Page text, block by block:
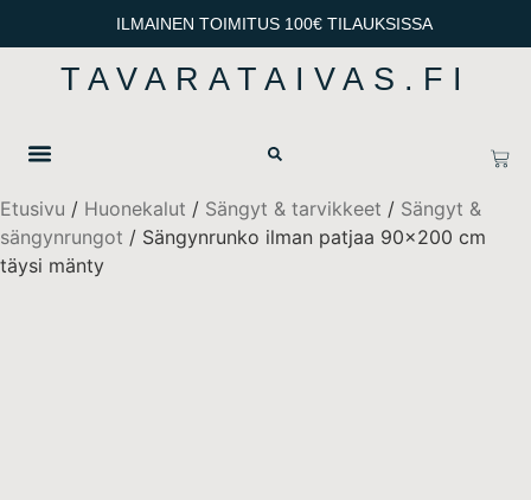
ILMAINEN TOIMITUS 100€ TILAUKSISSA
TAVARATAIVAS.FI
Etusivu / Huonekalut / Sängyt & tarvikkeet / Sängyt &
sängynrungot / Sängynrunko ilman patjaa 90×200 cm
täysi mänty